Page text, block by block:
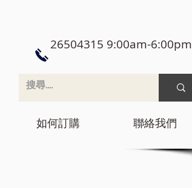
26504315 9:00am-6:00pm
如何訂購 聯絡我們